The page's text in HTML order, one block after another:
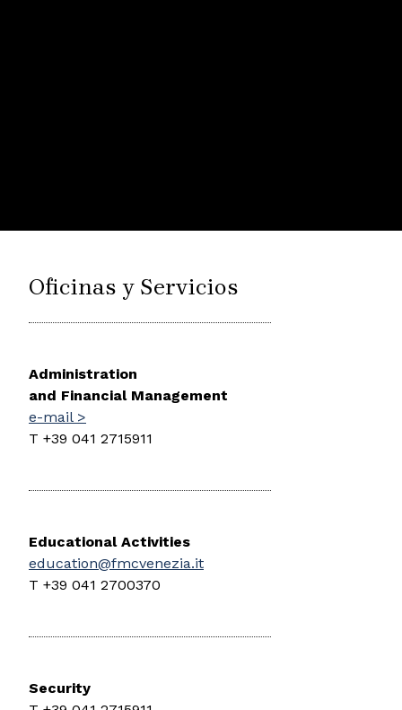
Oficinas y Servicios
Administration
and Financial Management
e-mail >
T +39 041 2715911
Educational Activities
education@fmcvenezia.it
T +39 041 2700370
Security